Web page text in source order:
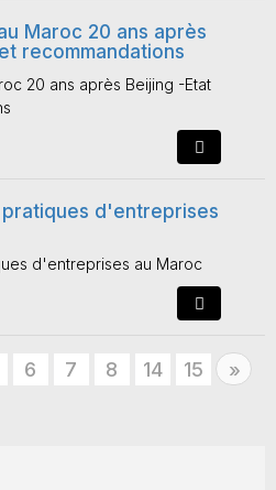
Maroc 20 ans après
recommandations
20 ans après Beijing -Etat
d'entreprises
d'entreprises au Maroc
6 7 8 14 15 »